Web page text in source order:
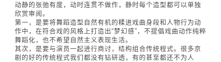
动静的张弛有度，动时连贯不做作，静时每个造型都可以单独
欣赏审阅。
第一，是要将舞蹈造型自然有机的糅进戏曲身段和人物行为动
作中，在符合戏的风格上打造出“梦幻感”，不提倡戏曲动作纯粹
舞蹈化，也不希望自然主义表现生活。
其次，是要与演员一起进行商讨，结构组合传统程式。很多京
剧的好的传统程式我们都没有钻研透，有的甚至都还不为人